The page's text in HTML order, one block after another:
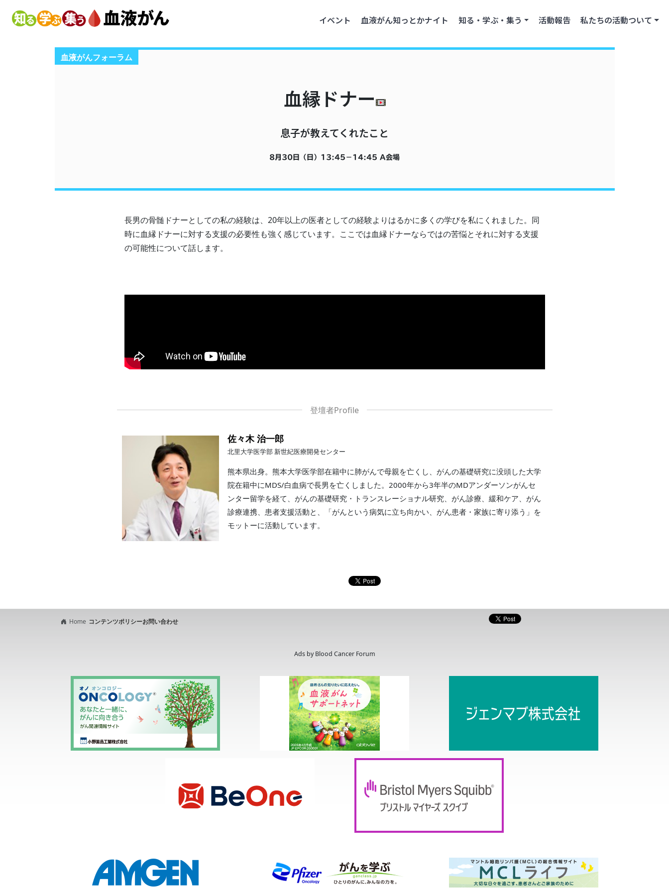
イベント 血液がん知っとかナイト 知る・学ぶ・集う 活動報告 私たちの活動ついて
血液がんフォーラム
血縁ドナー
息子が教えてくれたこと
8月30日（日） 13:45 − 14:45 A会場
長男の骨髄ドナーとしての私の経験は、20年以上の医者としての経験よりはるかに多くの学びを私にくれました。同
時に血縁ドナーに対する支援の必要性も強く感じています。ここでは血縁ドナーならではの苦悩とそれに対する支援
の可能性について話します。
佐々木 治一郎
北里大学医学部 新世紀医療開発センター
熊本県出身。熊本大学医学部在籍中に肺がんで母親を亡くし、がんの基礎研究に没頭した大学
院在籍中にMDS/白血病で長男を亡くしました。2000年から3年半のMDアンダーソンがんセ
ンター留学を経て、がんの基礎研究・トランスレーショナル研究、がん診療、緩和ケア、がん
診療連携、患者支援活動と、「がんという病気に立ち向かい、がん患者・家族に寄り添う」を
モットーに活動しています。
Home コンテンツポリシーお問い合わせ
Ads by Blood Cancer Forum